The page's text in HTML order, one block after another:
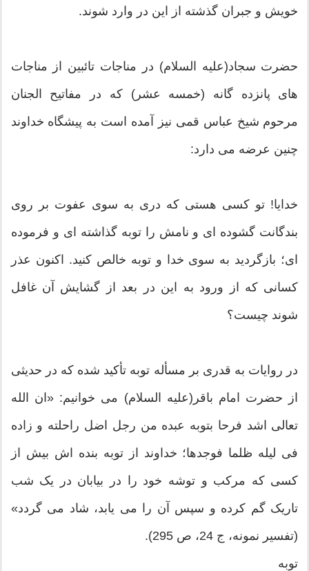
خویش و جبران گذشته از این در وارد شوند.
حضرت سجاد(علیه السلام) در مناجات تائبین از مناجات
های پانزده گانه (خمسه عشر) که در مفاتیح الجنان
مرحوم شیخ عباس قمی نیز آمده است به پیشگاه خداوند
چنین عرضه می دارد:
خدایا! تو کسی هستی که دری به سوی عفوت بر روی
بندگانت گشوده ای و نامش را توبه گذاشته ای و فرموده
ای؛ بازگردید به سوی خدا و توبه خالص کنید. اکنون عذر
کسانی که از ورود به این در بعد از گشایش آن غافل
شوند چیست؟
در روایات به قدری بر مسأله توبه تأکید شده که در حدیثی
از حضرت امام باقر(علیه السلام) می خوانیم: «ان الله
تعالی اشد فرحا بتوبه عبده من رجل اضل راحلته و زاده
فی لیله ظلما فوجدها؛ خداوند از توبه بنده اش بیش از
کسی که مرکب و توشه خود را در بیابان در یک شب
تاریک گم کرده و سپس آن را می یابد، شاد می گردد»
(تفسیر نمونه، ج 24، ص 295).
توبه